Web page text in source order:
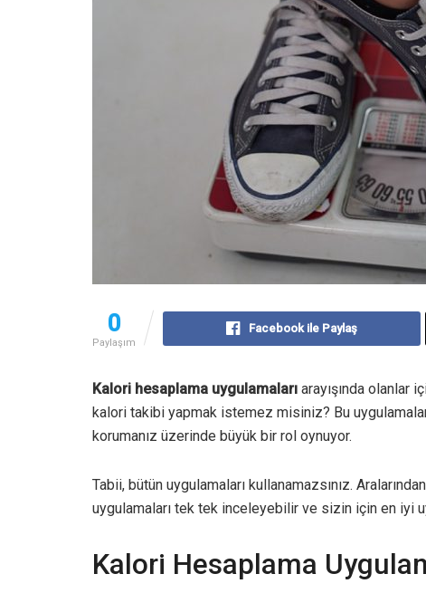
0
Paylaşım
Facebook ile Paylaş
Kalori hesaplama uygulamaları arayışında olanlar
kalori takibi yapmak istemez misiniz? Bu
korumanız üzerinde büyük bir rol oynuyor.
Tabii, bütün uygulamaları kullanamazsınız.
uygulamaları tek tek inceleyebilir ve sizin için en iyi
Kalori Hesaplama